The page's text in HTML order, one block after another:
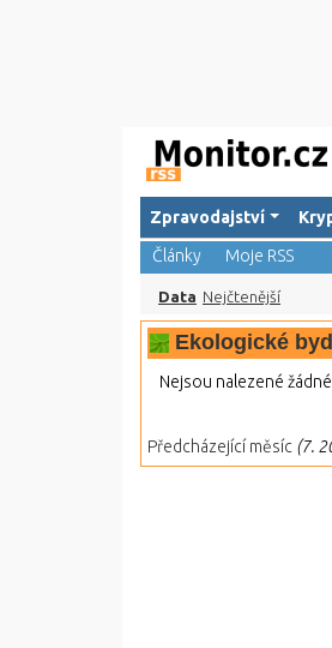
Zpravodajství
Články
Moje RSS
Data Nejčtenější
Ekologické
Nejsou nalezené
Předcházející měsíc (7.